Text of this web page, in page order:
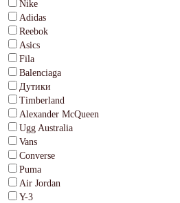
Nike
Adidas
Reebok
Asics
Fila
Balenciaga
Дутики
Timberland
Alexander McQueen
Ugg Australia
Vans
Converse
Puma
Air Jordan
Y-3